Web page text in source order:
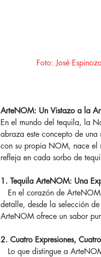
Foto: José
ArteNOM: Un Vistazo a la
En el mundo del tequila, la
abraza este concepto de una
con su propia NOM, nace el
refleja en cada sorbo de
1. Tequila ArteNOM: Una
En el corazón de ArteNOM
detalle, desde la selección
ArteNOM ofrece un sabor
2. Cuatro Expresiones,
Lo que distingue a